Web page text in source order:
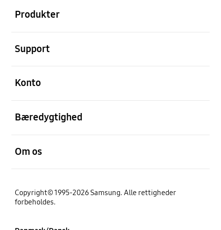
Produkter
Support
Konto
Bæredygtighed
Om os
Copyright© 1995-2026 Samsung. Alle rettigheder
forbeholdes.